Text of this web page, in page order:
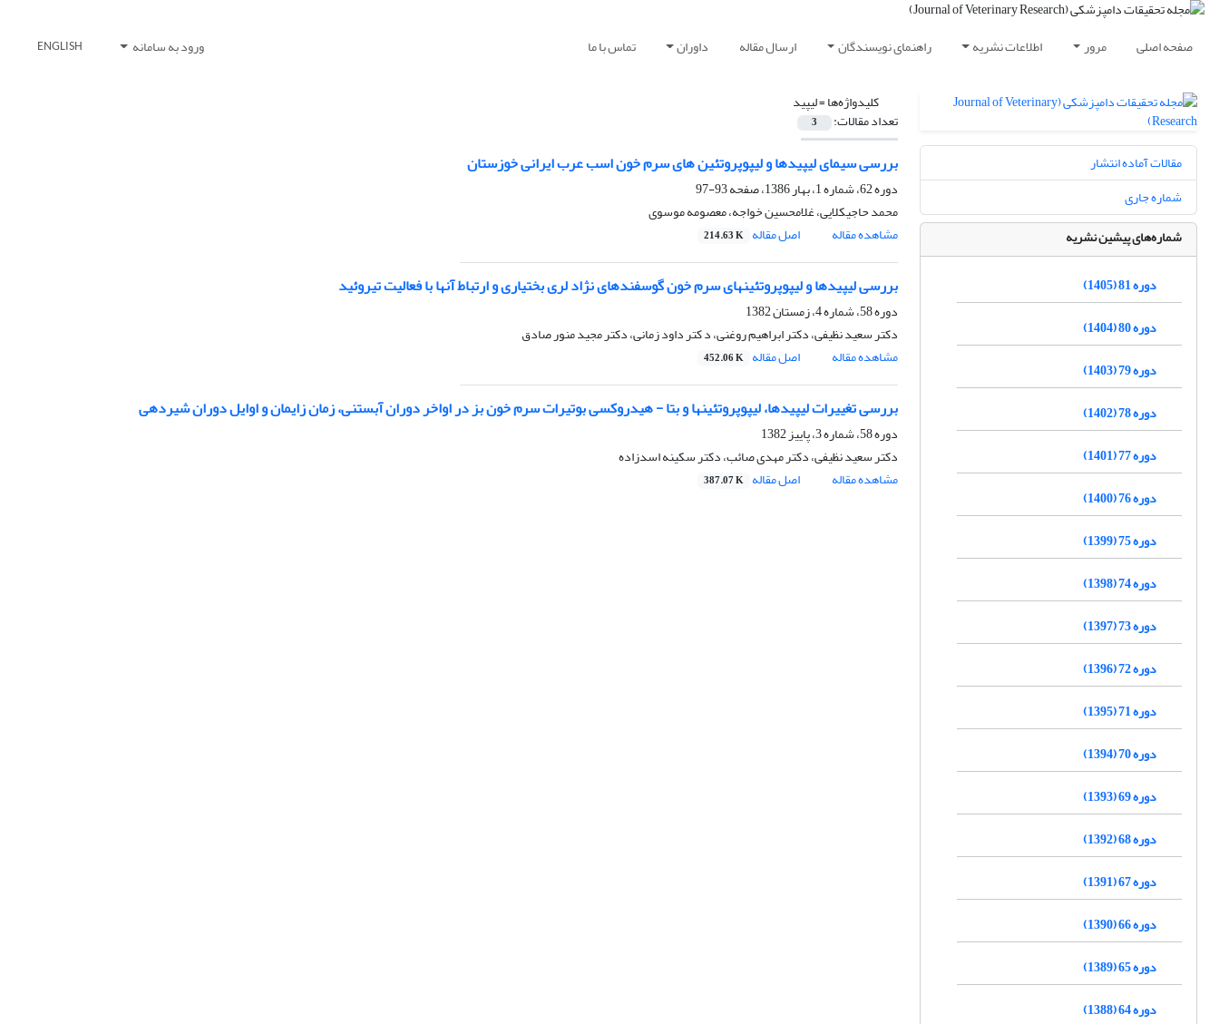
صفحه اصلی مرور اطلاعات نشریه راهنمای نویسندگان ارسال مقاله داوران تماس با ما ورود به سامانه ENGLISH
کلیدواژه‌ها =لیپید
تعداد مقالات: 3
بررسی سیمای لیپیدها و لیپوپروتئین های سرم خون اسب عرب ایرانی خوزستان
دوره 62، شماره 1، بهار 1386، صفحه
93-97
محمد حاجیکلایی، غلامحسین خواجه، معصومه موسوی
مشاهده مقاله
اصل مقاله 214.63 K
بررسی لیپیدها و لیپوپروتئینهای سرم خون گوسفندهای نژاد لری بختیاری و ارتباط آنها با فعالیت تیروئید
دوره 58، شماره 4، زمستان 1382
دکتر سعید نظیفی، دکتر ابراهیم روغنی، د کتر داود زمانی، دکتر مجید منور صادق
مشاهده مقاله
اصل مقاله 452.06 K
بررسی تغییرات لیپیدها، لیپوپروتئینها و بتا - هیدروکسی بوتیرات سرم خون بز در اواخر دوران آبستنی، زمان زایمان و اوایل دوران شیردهی
دوره 58، شماره 3، پاییز 1382
دکتر سعید نظیفی، دکتر مهدی صائب، دکتر سکینه اسدزاده
مشاهده مقاله
اصل مقاله 387.07 K
مقالات آماده انتشار
شماره جاری
شماره‌های پیشین نشریه
دوره 81 (1405)
دوره 80 (1404)
دوره 79 (1403)
دوره 78 (1402)
دوره 77 (1401)
دوره 76 (1400)
دوره 75 (1399)
دوره 74 (1398)
دوره 73 (1397)
دوره 72 (1396)
دوره 71 (1395)
دوره 70 (1394)
دوره 69 (1393)
دوره 68 (1392)
دوره 67 (1391)
دوره 66 (1390)
دوره 65 (1389)
دوره 64 (1388)